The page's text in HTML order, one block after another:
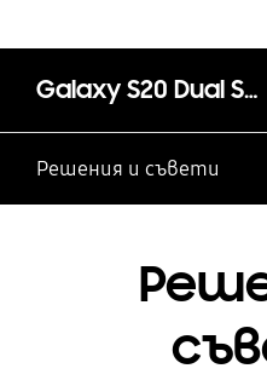
Galaxy S20 Dual SIM 128GB
Решения и съвети